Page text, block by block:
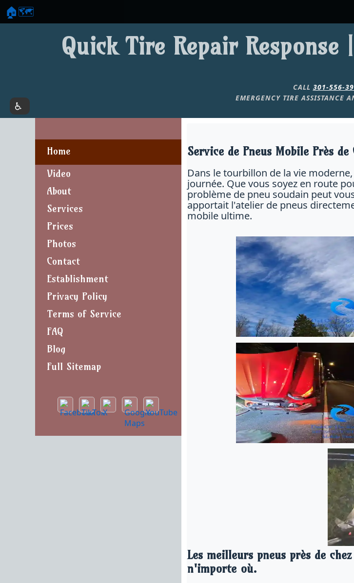
🏠🗺️
Quick Tire Repair
CALL 301-556-
EMERGENCY TIRE ASSISTANCE
Home
Video
About
Services
Prices
Photos
Contact
Establishment
Privacy Policy
Terms of Service
FAQ
Blog
Full Sitemap
Service de Pneus Mobile Près de
Dans le tourbillon de la vie
journée. Que vous soyez en route
problème de pneu soudain peut
apportait l'atelier de pneus
mobile ultime.
Les meilleurs pneus près de
n'importe où.